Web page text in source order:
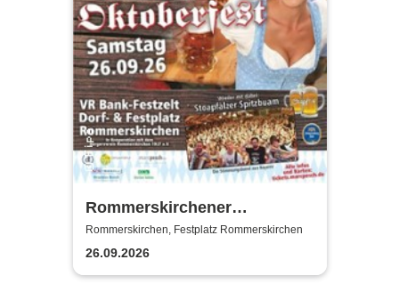
Rommerskirchener
Oktoberfest - Auf geht´s -
pack mas!
Rommerskirchen, Festplatz Rommerskirchen
26.09.2026